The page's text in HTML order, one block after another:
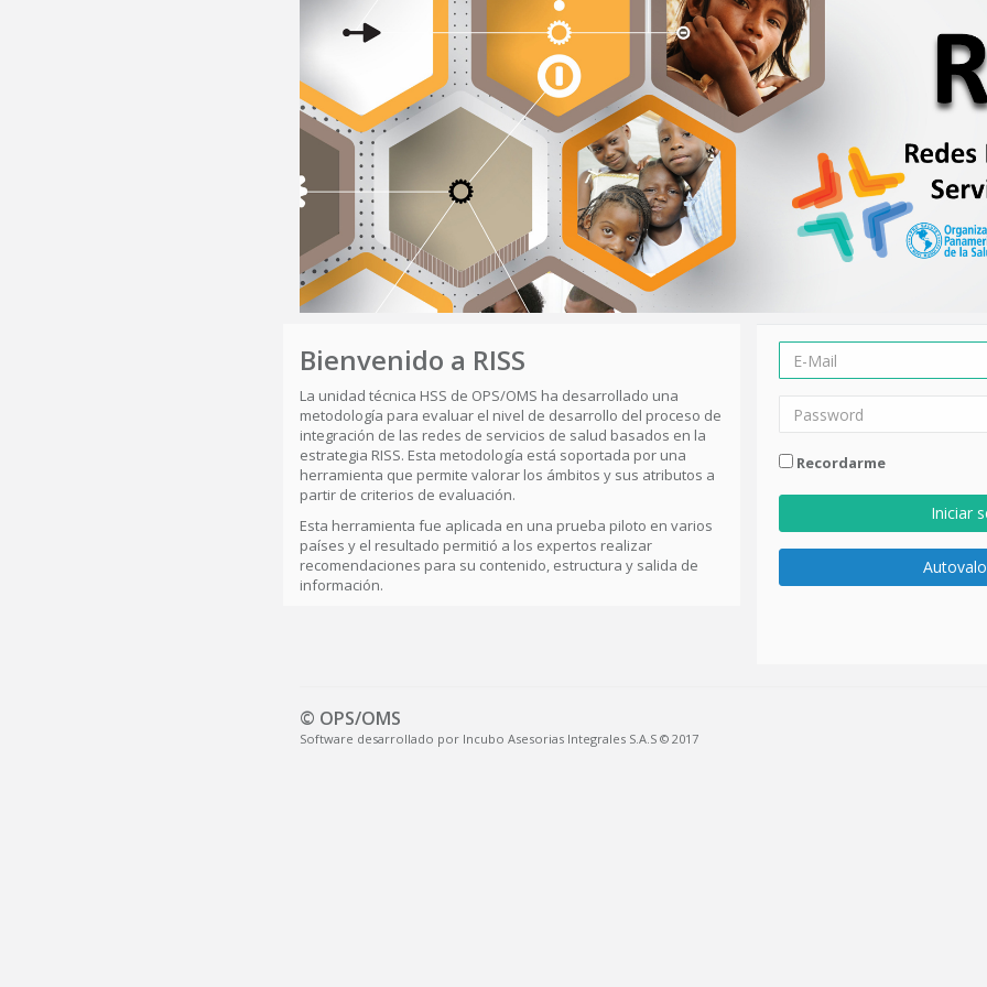
Bienvenido a RISS
La unidad técnica HSS de OPS/OMS ha desarrollado una
metodología para evaluar el nivel de desarrollo del proceso de
integración de las redes de servicios de salud basados en la
estrategia RISS. Esta metodología está soportada por una
herramienta que permite valorar los ámbitos y sus atributos a
partir de criterios de evaluación.
Esta herramienta fue aplicada en una prueba piloto en varios
países y el resultado permitió a los expertos realizar
recomendaciones para su contenido, estructura y salida de
información.
Recordarme
© OPS/OMS
Software desarrollado por Incubo Asesorias Integrales S.A.S © 2017